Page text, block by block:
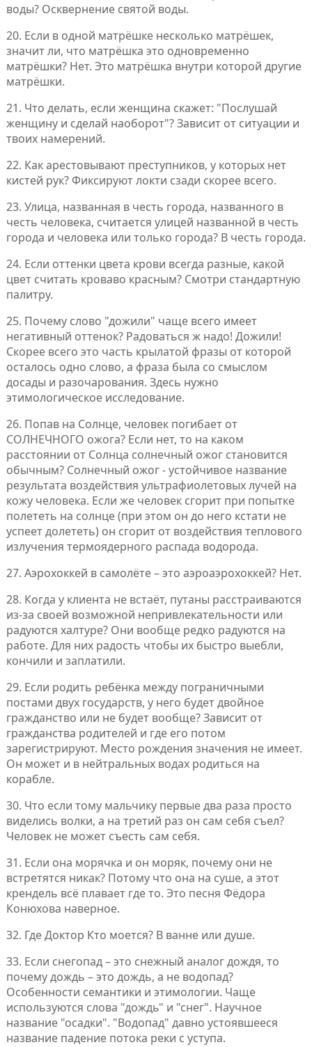
воды? Осквернение святой воды.
20. Если в одной матрёшке несколько матрёшек,
значит ли, что матрёшка это одновременно
матрёшки? Нет. Это матрёшка внутри которой другие
матрёшки.
21. Что делать, если женщина скажет: "Послушай
женщину и сделай наоборот"? Зависит от ситуации и
твоих намерений.
22. Как арестовывают преступников, у которых нет
кистей рук? Фиксируют локти сзади скорее всего.
23. Улица, названная в честь города, названного в
честь человека, считается улицей названной в честь
города и человека или только города? В честь города.
24. Если оттенки цвета крови всегда разные, какой
цвет считать кроваво красным? Смотри стандартную
палитру.
25. Почему слово "дожили" чаще всего имеет
негативный оттенок? Радоваться ж надо! Дожили!
Скорее всего это часть крылатой фразы от которой
осталось одно слово, а фраза была со смыслом
досады и разочарования. Здесь нужно
этимологическое исследование.
26. Попав на Солнце, человек погибает от
СОЛНЕЧНОГО ожога? Если нет, то на каком
расстоянии от Солнца солнечный ожог становится
обычным? Солнечный ожог - устойчивое название
результата воздействия ультрафиолетовых лучей на
кожу человека. Если же человек сгорит при попытке
полететь на солнце (при этом он до него кстати не
успеет долететь) он сгорит от воздействия теплового
излучения термоядерного распада водорода.
27. Аэрохоккей в самолёте – это аэроаэрохоккей? Нет.
28. Когда у клиента не встаёт, путаны расстраиваются
из-за своей возможной непривлекательности или
радуются халтуре? Они вообще редко радуются на
работе. Для них радость чтобы их быстро выебли,
кончили и заплатили.
29. Если родить ребёнка между пограничными
постами двух государств, у него будет двойное
гражданство или не будет вообще? Зависит от
гражданства родителей и где его потом
зарегистрируют. Место рождения значения не имеет.
Он может и в нейтральных водах родиться на
корабле.
30. Что если тому мальчику первые два раза просто
виделись волки, а на третий раз он сам себя съел?
Человек не может съесть сам себя.
31. Если она морячка и он моряк, почему они не
встретятся никак? Потому что она на суше, а этот
крендель всё плавает где то. Это песня Фёдора
Конюхова наверное.
32. Где Доктор Кто моется? В ванне или душе.
33. Если снегопад – это снежный аналог дождя, то
почему дождь – это дождь, а не водопад?
Особенности семантики и этимологии. Чаще
используются слова "дождь" и "снег". Научное
название "осадки". "Водопад" давно устоявшееся
название падение потока реки с уступа.